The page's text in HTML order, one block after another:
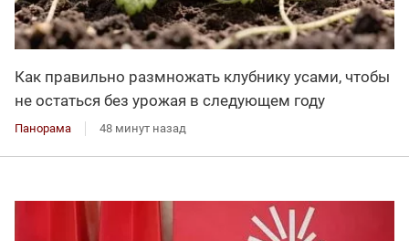
Как правильно размножать клубнику усами, чтобы
не остаться без урожая в следующем году
Панорама 48 минут назад